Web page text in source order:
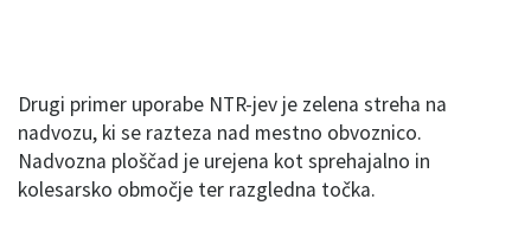
Drugi primer uporabe NTR-jev je zelena streha na
nadvozu, ki se razteza nad mestno obvoznico.
Nadvozna ploščad je urejena kot sprehajalno in
kolesarsko območje ter razgledna točka.